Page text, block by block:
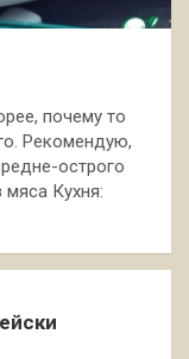
почему то
Рекомендую,
острого
мяса Кухня: